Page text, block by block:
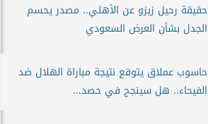
حقيقة رحيل زيزو عن الأهلي.. مصدر يحسم
الجدل بشأن العرض السعودي
حاسوب عملاق يتوقع نتيجة مباراة الهلال ضد
الفيحاء.. هل سينجح في حصد...